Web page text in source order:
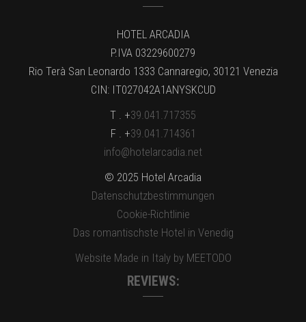
HOTEL ARCADIA
P.IVA 03229600279
Rio Terà San Leonardo 1333 Cannaregio, 30121 Venezia
CIN: IT027042A1ANYSKCUD
T . +39.041.717355
F . +39.041.714361
info@hotelarcadia.net
© 2025 Hotel Arcadia
Datenschutzbestimmungen
Cookie-Richtlinie
Das romantischste Hotel in Venedig
Website Made in Italy by MEETODO
REVIEWS: